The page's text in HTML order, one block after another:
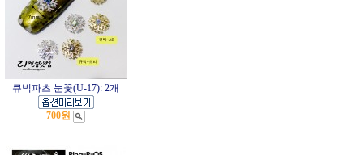
큐빅파츠 눈꽃(U-17): 2개
700원